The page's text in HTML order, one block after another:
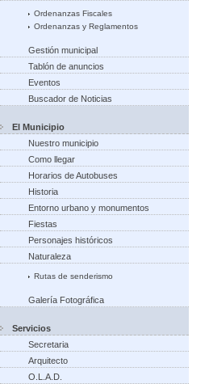
Ordenanzas Fiscales
Ordenanzas y Reglamentos
Gestión municipal
Tablón de anuncios
Eventos
Buscador de Noticias
El Municipio
Nuestro municipio
Como llegar
Horarios de Autobuses
Historia
Entorno urbano y monumentos
Fiestas
Personajes históricos
Naturaleza
Rutas de senderismo
Galería Fotográfica
Servicios
Secretaria
Arquitecto
O.L.A.D.